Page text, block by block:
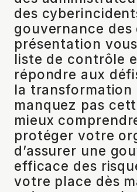
des
gouvernance
présentation
liste de contrôle
répondre aux
la transformation
manquez pas
mieux
protéger votre
d’assurer une
efficace des
votre place dès